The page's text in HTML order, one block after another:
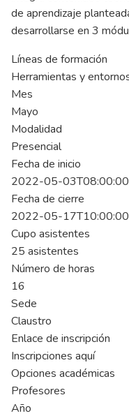
de aprendizaje
desarrollarse en 3
Líneas de formación
Herramientas y
Mes
Mayo
Modalidad
Presencial
Fecha de inicio
2022-05-03T08:00:00
Fecha de cierre
2022-05-17T10:00:00
Cupo asistentes
25 asistentes
Número de horas
16
Sede
Claustro
Enlace de inscripción
Inscripciones aquí
Opciones académicas
Profesores
Año